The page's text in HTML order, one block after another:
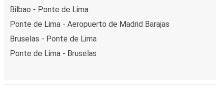
Bilbao - Ponte de Lima
Ponte de Lima - Aeropuerto de Madrid Barajas
Bruselas - Ponte de Lima
Ponte de Lima - Bruselas